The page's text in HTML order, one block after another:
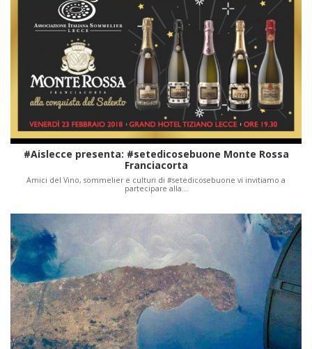
#Aislecce presenta: #setedicosebuone Monte Rossa
Franciacorta
Amici del Vino, sommelier e culturi di #setedicosebuone vi invitiamo a
partecipare alla…